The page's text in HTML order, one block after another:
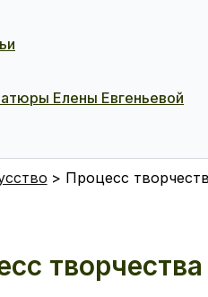
Елены Евгеньевой
Процесс
творчества